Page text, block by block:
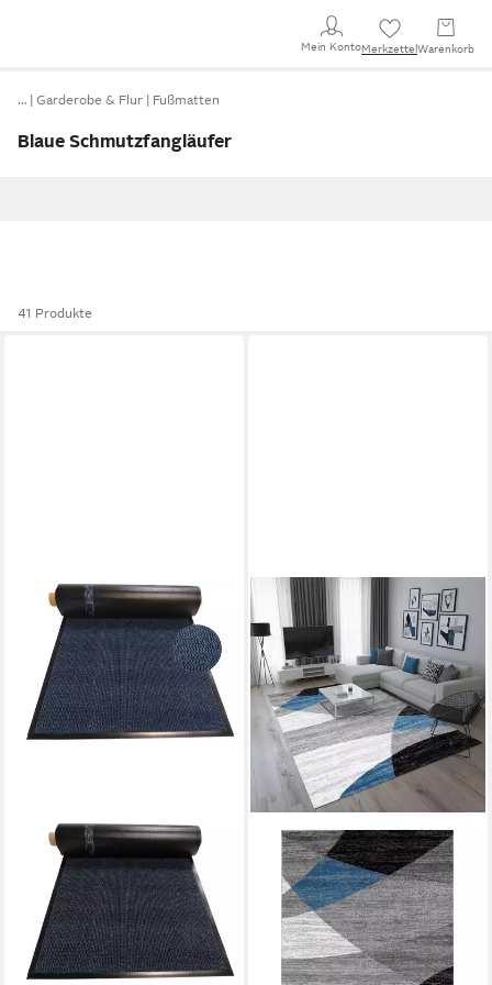
Mein KontoMerkzettel Warenkorb
… Garderobe & Flur Fußmatten
Blaue Schmutzfangläufer
41 Produkte